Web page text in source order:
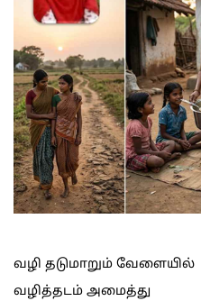
வழி தடுமாறும் வேளையில்
வழித்தடம் அமைத்து